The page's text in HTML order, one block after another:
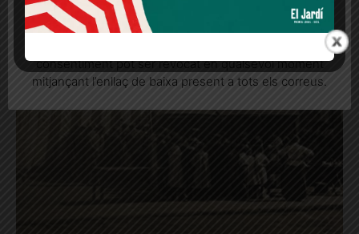
Quan l’usuari crea un compte al Diari el Jardí, dona el
seu consentiment explícit per rebre comunicacions
consentiment pot ser revocat en qualsevol moment
mitjançant l’enllaç de baixa present a tots els correus.